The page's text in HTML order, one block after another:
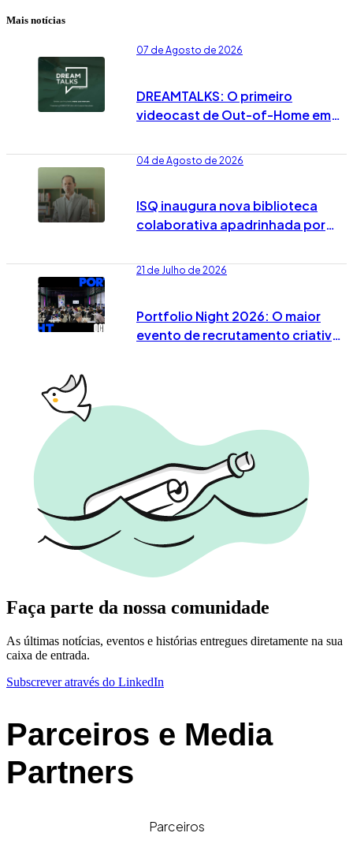
Mais notícias
07 de Agosto de 2026
DREAMTALKS: O primeiro
videocast de Out-of-Home em
04 de Agosto de 2026
ISQ inaugura nova biblioteca
colaborativa apadrinhada por
21 de Julho de 2026
Portfolio Night 2026: O maior
evento de recrutamento criativo
Faça parte da nossa comunidade
As últimas notícias, eventos e histórias entregues diretamente na sua
caixa de entrada.
Subscrever através do LinkedIn
Parceiros e Media
Partners
Parceiros